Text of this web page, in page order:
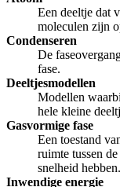
Een deeltje dat
moleculen zijn
Condenseren
De
fase.
Deeltjesmodellen
Modellen
hele kleine
Gasvormige fase
Een toestand
ruimte tussen
snelheid hebben.
Inwendige energie